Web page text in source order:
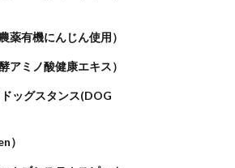
薬有機にんじん使用）
アミノ酸健康エキス）
ッグスタンス(DOG
）